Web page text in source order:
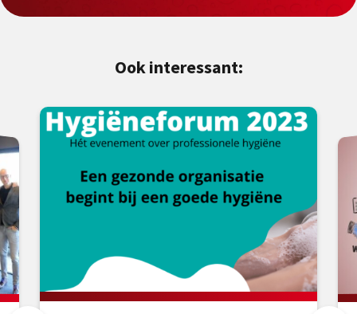
Ook interessant: